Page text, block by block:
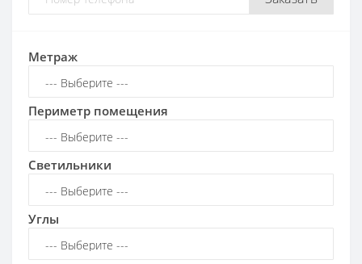
Метраж
Периметр помещения
Светильники
Углы